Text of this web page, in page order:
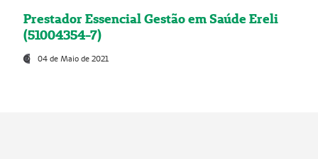
Prestador Essencial Gestão em Saúde Ereli
(51004354-7)
04 de Maio de 2021